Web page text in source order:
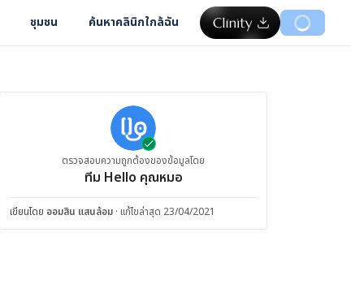
ชุมชน ค้นหาคลินิกใกล้ฉัน
ตรวจสอบความถูกต้องของข้อมูลโดย
ทีม Hello คุณหมอ
เขียนโดย ออมสิน แสนล้อม · แก้ไขล่าสุด 23/04/2021